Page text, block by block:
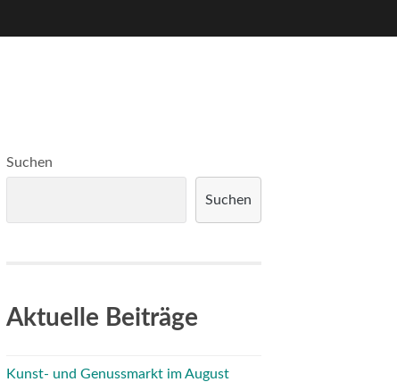
Suchen
Suchen
Aktuelle Beiträge
Kunst- und Genussmarkt im August